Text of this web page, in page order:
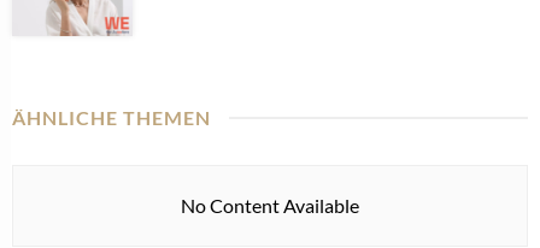
ÄHNLICHE THEMEN
No Content Available